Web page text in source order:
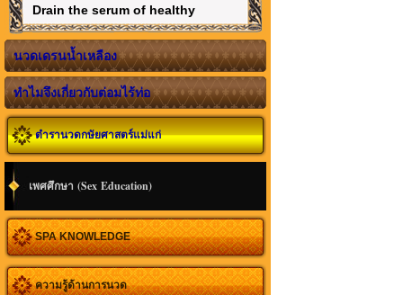
Drain the serum of healthy
นวดเดรนน้ำเหลือง
ทำไมจึงเกี่ยวกับต่อมไร้ท่อ
ตำรานวดกษัยศาสตร์แม่แก่
เพศศึกษา (Sex Education)
SPA KNOWLEDGE
ความรู้ด้านการนวด